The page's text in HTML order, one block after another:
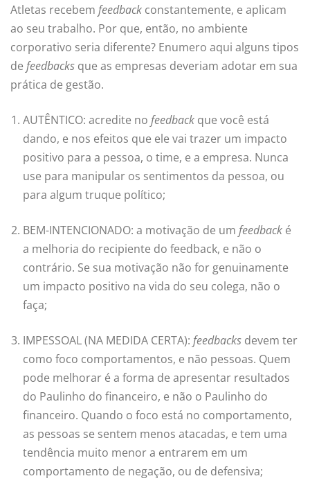
Atletas recebem feedback constantemente, e aplicam
ao seu trabalho. Por que, então, no ambiente
corporativo seria diferente? Enumero aqui alguns tipos
de feedbacks que as empresas deveriam adotar em sua
prática de gestão.
AUTÊNTICO: acredite no feedback que você está
dando, e nos efeitos que ele vai trazer um impacto
positivo para a pessoa, o time, e a empresa. Nunca
use para manipular os sentimentos da pessoa, ou
para algum truque político;
BEM-INTENCIONADO: a motivação de um feedback é
a melhoria do recipiente do feedback, e não o
contrário. Se sua motivação não for genuinamente
um impacto positivo na vida do seu colega, não o
faça;
IMPESSOAL (NA MEDIDA CERTA): feedbacks devem ter
como foco comportamentos, e não pessoas. Quem
pode melhorar é a forma de apresentar resultados
do Paulinho do financeiro, e não o Paulinho do
financeiro. Quando o foco está no comportamento,
as pessoas se sentem menos atacadas, e tem uma
tendência muito menor a entrarem em um
comportamento de negação, ou de defensiva;